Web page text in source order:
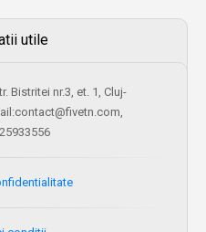
utile
Bistritei nr.3, et. 1, Cluj-